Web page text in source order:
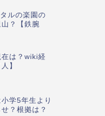
ルの楽園の
？【鉄腕
は？wiki経
】
学5年生より
？根拠は？